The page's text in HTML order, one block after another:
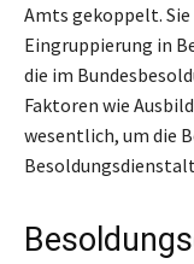
Amts gekoppelt.
Eingruppierung in
die im
Faktoren wie
wesentlich, um die